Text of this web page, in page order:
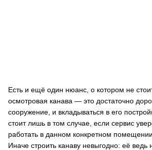
Есть и ещё один нюанс, о котором не
осмотровая канава — это достаточно
сооружение, и вкладываться в его
стоит лишь в том случае, если сервис
работать в данном конкретном
Иначе строить канаву невыгодно: её ведь